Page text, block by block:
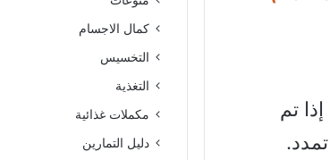
تم
كمال الاجسام
التخسيس
التغذية
مكملات غذائية
دليل التمارين